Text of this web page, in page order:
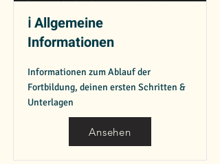
ℹ️ Allgemeine
Informationen
Informationen zum Ablauf der
Fortbildung, deinen ersten Schritten &
Unterlagen
Ansehen